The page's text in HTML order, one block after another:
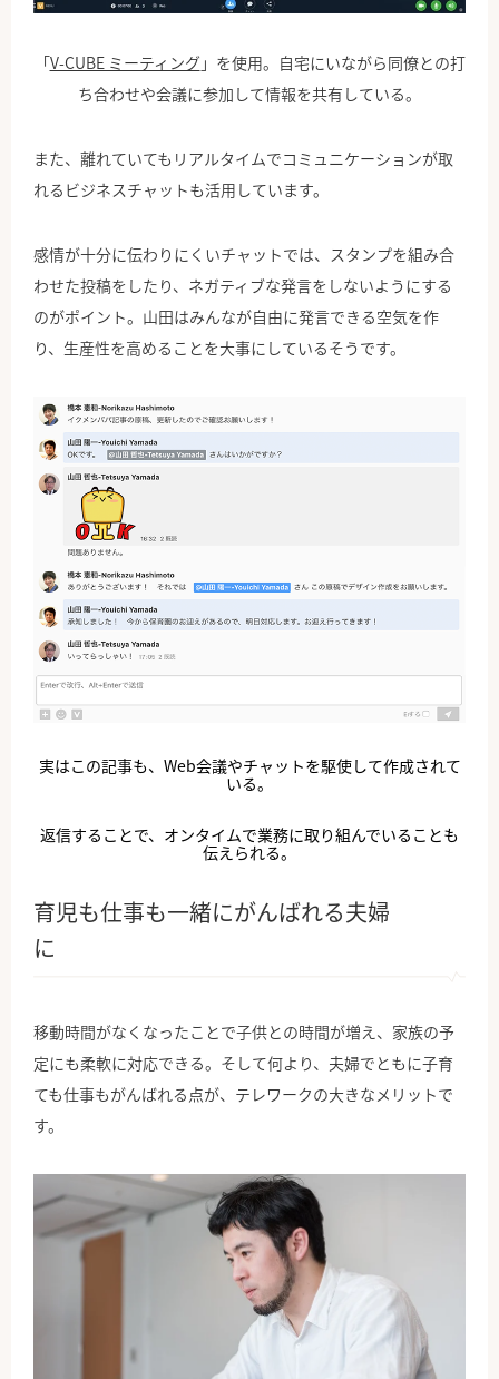
「V-CUBE ミーティング 」を使用。自宅にいながら同僚との打
ち合わせや会議に参加して情報を共有している。
また、離れていてもリアルタイムでコミュニケーションが取
れるビジネスチャットも活用しています。
感情が十分に伝わりにくいチャットでは、スタンプを組み合
わせた投稿をしたり、ネガティブな発言をしないようにする
のがポイント。山田はみんなが自由に発言できる空気を作
り、生産性を高めることを大事にしているそうです。
実はこの記事も、Web会議やチャットを駆使して作成されて
いる。
返信することで、オンタイムで業務に取り組んでいることも
伝えられる。
育児も仕事も一緒にがんばれる夫婦
に
移動時間がなくなったことで子供との時間が増え、家族の予
定にも柔軟に対応できる。そして何より、夫婦でともに子育
ても仕事もがんばれる点が、テレワークの大きなメリットで
す。